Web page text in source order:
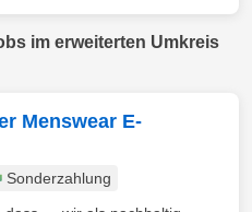
im erweiterten Umkreis
Menswear E-
Sonderzahlung